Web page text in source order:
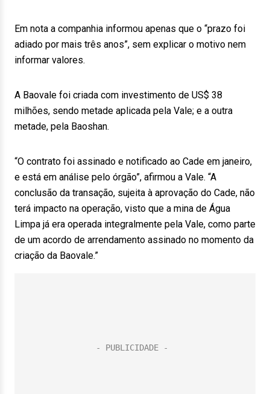
Em nota a companhia informou apenas que o “prazo foi
adiado por mais três anos”, sem explicar o motivo nem
informar valores.
A Baovale foi criada com investimento de US$ 38
milhões, sendo metade aplicada pela Vale; e a outra
metade, pela Baoshan.
“O contrato foi assinado e notificado ao Cade em janeiro,
e está em análise pelo órgão”, afirmou a Vale. “A
conclusão da transação, sujeita à aprovação do Cade, não
terá impacto na operação, visto que a mina de Água
Limpa já era operada integralmente pela Vale, como parte
de um acordo de arrendamento assinado no momento da
criação da Baovale.”